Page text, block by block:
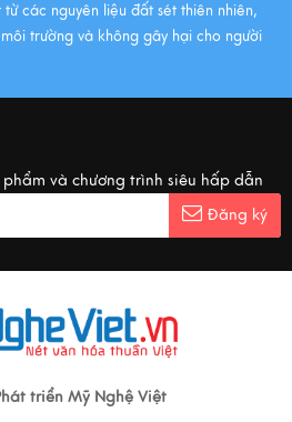
từ các nguyên liệu đất sét thiên nhiên,
trường và không gây hại cho người
và chương trình siêu hấp dẫn
Đăng ký
triển Mỹ Nghệ Việt